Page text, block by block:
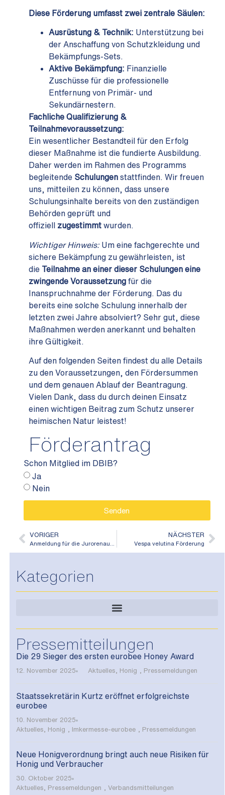
Diese Förderung umfasst zwei zentrale Säulen:
Ausrüstung & Technik: Unterstützung bei
der Anschaffung von Schutzkleidung und
Bekämpfungs-Sets.
Aktive Bekämpfung: Finanzielle
Zuschüsse für die professionelle
Entfernung von Primär- und
Sekundärnestern.
Fachliche Qualifizierung &
Teilnahmevoraussetzung:
Ein wesentlicher Bestandteil für den Erfolg
dieser Maßnahme ist die fundierte Ausbildung.
Daher werden im Rahmen des Programms
begleitende Schulungen stattfinden. Wir freuen
uns, mitteilen zu können, dass unsere
Schulungsinhalte bereits von den zuständigen
Behörden geprüft und
offiziell zugestimmt wurden.
Wichtiger Hinweis: Um eine fachgerechte und
sichere Bekämpfung zu gewährleisten, ist
die Teilnahme an einer dieser Schulungen eine
zwingende Voraussetzung für die
Inanspruchnahme der Förderung. Das du
bereits eine solche Schulung innerhalb der
letzten zwei Jahre absolviert? Sehr gut, diese
Maßnahmen werden anerkannt und behalten
ihre Gültigkeit.
Auf den folgenden Seiten findest du alle Details
zu den Voraussetzungen, den Fördersummen
und dem genauen Ablauf der Beantragung.
Vielen Dank, dass du durch deinen Einsatz
einen wichtigen Beitrag zum Schutz unserer
heimischen Natur leistest!
Förderantrag
Schon Mitglied im DBIB?
Ja
Nein
Senden
VORIGER NÄCHSTER
Vespa velutina Förderung
Kategorien
Pressemitteilungen
Die 29 Sieger des ersten eurobee Honey Award
12. November 2025 Aktuelles Honig Pressemeldungen
Staatssekretärin Kurtz eröffnet erfolgreichste
eurobee
10. November 2025
Aktuelles
Honig Imkermesse-eurobee Pressemeldungen
Neue Honigverordnung bringt auch neue Risiken für
Honig und Verbraucher
30. Oktober 2025
Aktuelles
Pressemeldungen Verbandsmitteilungen